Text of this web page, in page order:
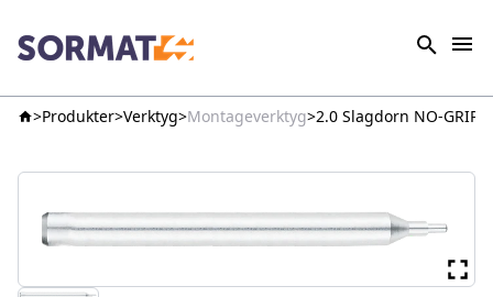
Produkter Verktyg Montageverktyg 2.0 Slagdorn NO-GRIP